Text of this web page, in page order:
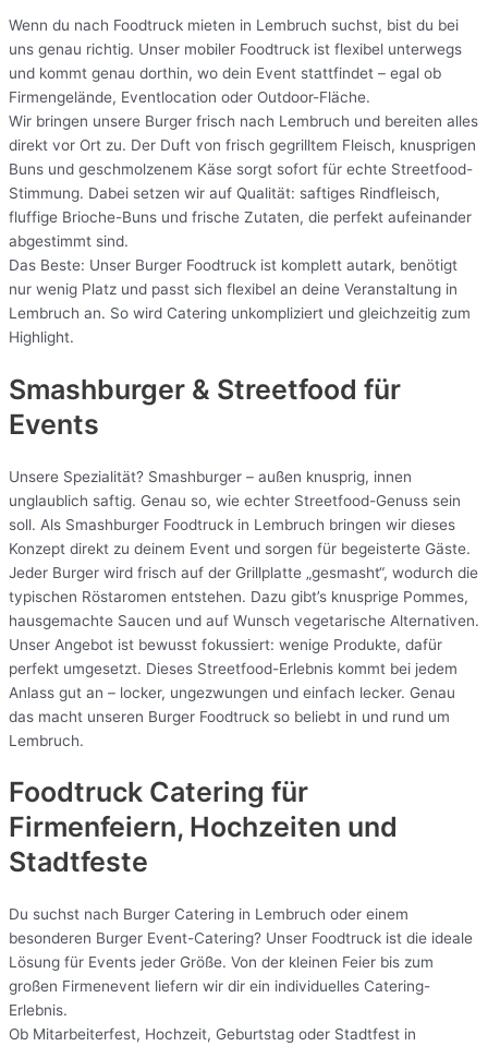
Wenn du nach Foodtruck mieten in Lembruch suchst, bist du bei
uns genau richtig. Unser mobiler Foodtruck ist flexibel unterwegs
und kommt genau dorthin, wo dein Event stattfindet – egal ob
Firmengelände, Eventlocation oder Outdoor-Fläche.
Wir bringen unsere Burger frisch nach Lembruch und bereiten alles
direkt vor Ort zu. Der Duft von frisch gegrilltem Fleisch, knusprigen
Buns und geschmolzenem Käse sorgt sofort für echte Streetfood-
Stimmung. Dabei setzen wir auf Qualität: saftiges Rindfleisch,
fluffige Brioche-Buns und frische Zutaten, die perfekt aufeinander
abgestimmt sind.
Das Beste: Unser Burger Foodtruck ist komplett autark, benötigt
nur wenig Platz und passt sich flexibel an deine Veranstaltung in
Lembruch an. So wird Catering unkompliziert und gleichzeitig zum
Highlight.
Smashburger & Streetfood für
Events
Unsere Spezialität? Smashburger – außen knusprig, innen
unglaublich saftig. Genau so, wie echter Streetfood-Genuss sein
soll. Als Smashburger Foodtruck in Lembruch bringen wir dieses
Konzept direkt zu deinem Event und sorgen für begeisterte Gäste.
Jeder Burger wird frisch auf der Grillplatte „gesmasht“, wodurch die
typischen Röstaromen entstehen. Dazu gibt’s knusprige Pommes,
hausgemachte Saucen und auf Wunsch vegetarische Alternativen.
Unser Angebot ist bewusst fokussiert: wenige Produkte, dafür
perfekt umgesetzt. Dieses Streetfood-Erlebnis kommt bei jedem
Anlass gut an – locker, ungezwungen und einfach lecker. Genau
das macht unseren Burger Foodtruck so beliebt in und rund um
Lembruch.
Foodtruck Catering für
Firmenfeiern, Hochzeiten und
Stadtfeste
Du suchst nach Burger Catering in Lembruch oder einem
besonderen Burger Event-Catering? Unser Foodtruck ist die ideale
Lösung für Events jeder Größe. Von der kleinen Feier bis zum
großen Firmenevent liefern wir dir ein individuelles Catering-
Erlebnis.
Ob Mitarbeiterfest, Hochzeit, Geburtstag oder Stadtfest in